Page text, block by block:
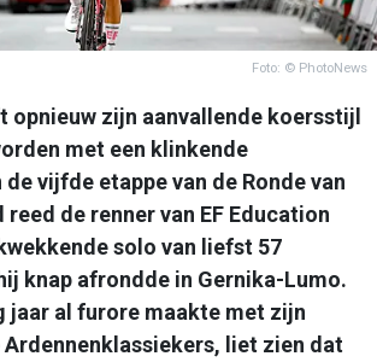
Foto: © PhotoNews
opnieuw zijn aanvallende koersstijl
met een klinkende
vijfde etappe van de Ronde van
reed de renner van EF Education
solo van liefst 57
knap afrondde in Gernika-Lumo.
jaar al furore maakte met zijn
Ardennenklassiekers, liet zien dat